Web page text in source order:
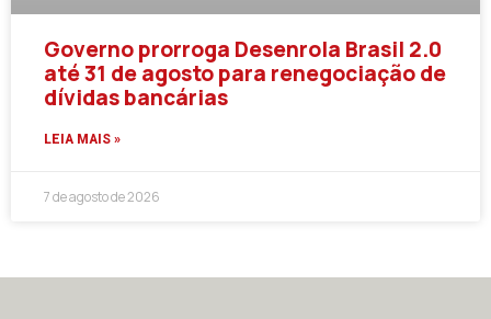
Governo prorroga Desenrola Brasil 2.0
até 31 de agosto para renegociação de
dívidas bancárias
LEIA MAIS »
7 de agosto de 2026